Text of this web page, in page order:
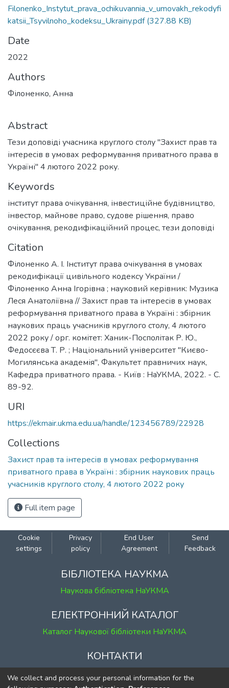
Filonenko_Instytut_prava_ochikuvannia_v_umovakh_rekodyfi
katsii_Tsyvilnoho_kodeksu_Ukrainy.pdf(327.88 KB)
Date
2022
Authors
Філоненко, Анна
Abstract
Тези доповіді учасника круглого столу "Захист прав та
інтересів в умовах реформування приватного права в
Україні" 4 лютого 2022 року.
Keywords
інститут права очікування, інвестиційне будівництво,
інвестор, майнове право, судове рішення, право
очікування, рекодифікаційний процес, тези доповіді
Citation
Філоненко А. І. Інститут права очікування в умовах
рекодифікації цивільного кодексу України /
Філоненко Анна Ігорівна ; науковий керівник: Музика
Леся Анатоліївна // Захист прав та інтересів в умовах
реформування приватного права в Україні : збірник
наукових праць учасників круглого столу, 4 лютого
2022 року / орг. комітет: Ханик-Посполітак Р. Ю.,
Федосєєва Т. Р. ; Національний університет "Києво-
Могилянська академія", Факультет правничих наук,
Кафедра приватного права. - Київ : НаУКМА, 2022. - С.
89-92.
URI
https://ekmair.ukma.edu.ua/handle/123456789/22928
Collections
Захист прав та інтересів в умовах реформування
приватного права в Україні : збірник наукових праць
учасників круглого столу, 4 лютого 2022 року
Full item page
Cookie
settings
Privacy
policy
End User
Agreement
Send
Feedback
БІБЛІОТЕКА НАУКМА
Наукова бібліотека НаУКМА
ЕЛЕКТРОННИЙ КАТАЛОГ
Каталог Наукової бібліотеки НаУКМА
КОНТАКТИ
м. Київ, вул. Григорія Сковороди, 2
We collect and process your personal information for the